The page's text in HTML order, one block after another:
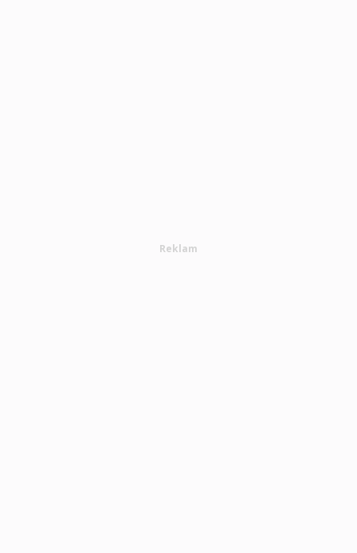
Reklam